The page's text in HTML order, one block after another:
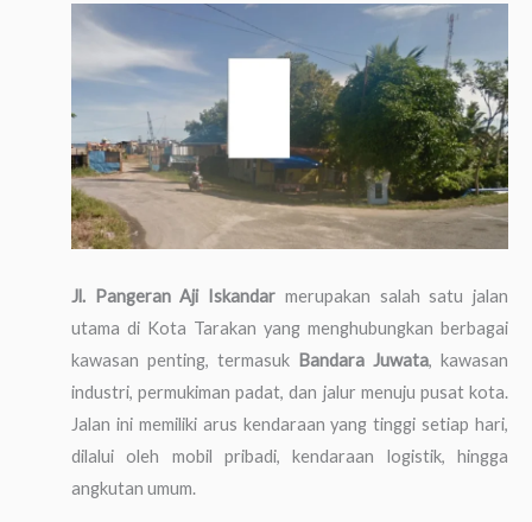
Jl. Pangeran Aji Iskandar merupakan salah satu jalan
utama di Kota Tarakan yang menghubungkan berbagai
kawasan penting, termasuk Bandara Juwata, kawasan
industri, permukiman padat, dan jalur menuju pusat kota.
Jalan ini memiliki arus kendaraan yang tinggi setiap hari,
dilalui oleh mobil pribadi, kendaraan logistik, hingga
angkutan umum.